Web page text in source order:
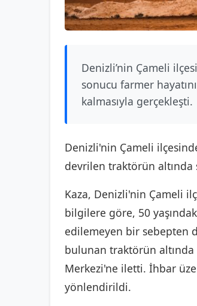
Denizli’nin Çameli
sonucu farmer
kalmasıyla gerçekleşti.
Denizli'nin Çameli
devrilen traktörün altında
Kaza, Denizli'nin Çameli
bilgilere göre, 50
edilemeyen bir sebepten
bulunan traktörün altında
Merkezi'ne iletti. İhbar
yönlendirildi.